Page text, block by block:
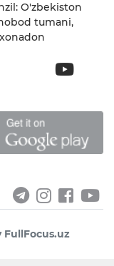
O'zbekiston
tumani,
FullFocus.uz